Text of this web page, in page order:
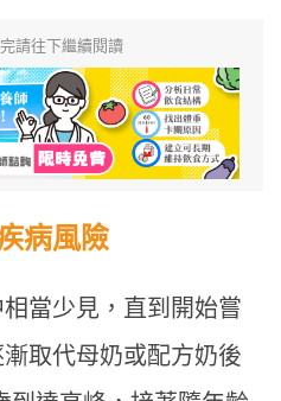
請往下繼續閱讀
病風險
當少見，直到開始嘗
取代母奶或配方奶後